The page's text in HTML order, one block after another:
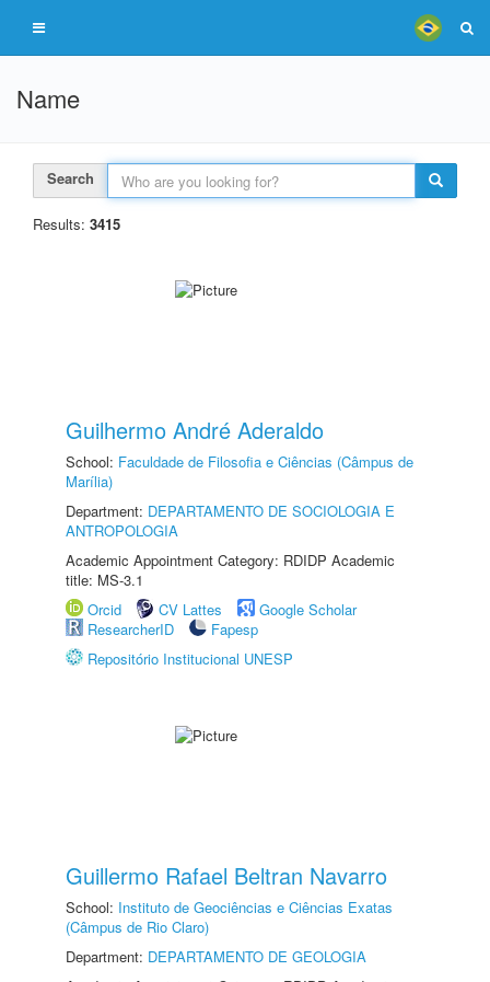
Name
Search
Results: 3415
Guilhermo André Aderaldo
School: Faculdade de Filosofia e Ciências (Câmpus de
Marília)
Department: DEPARTAMENTO DE SOCIOLOGIA E
ANTROPOLOGIA
Academic Appointment Category: RDIDP Academic
title: MS-3.1
Orcid
CV Lattes
Google Scholar
ResearcherID
Fapesp
Repositório Institucional UNESP
Guillermo Rafael Beltran Navarro
School: Instituto de Geociências e Ciências Exatas
(Câmpus de Rio Claro)
Department: DEPARTAMENTO DE GEOLOGIA